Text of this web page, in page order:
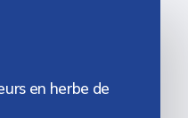
en herbe de